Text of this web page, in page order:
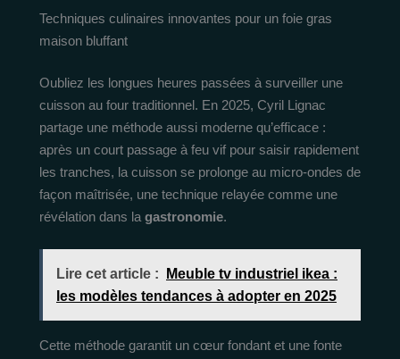
Techniques culinaires innovantes pour un foie gras
maison bluffant
Oubliez les longues heures passées à surveiller une
cuisson au four traditionnel. En 2025, Cyril Lignac
partage une méthode aussi moderne qu’efficace :
après un court passage à feu vif pour saisir rapidement
les tranches, la cuisson se prolonge au micro-ondes de
façon maîtrisée, une technique relayée comme une
révélation dans lagastronomie.
Lire cet article :
Meuble tv industriel ikea :
les modèles tendances à adopter en 2025
Cette méthode garantit un cœur fondant et une fonte